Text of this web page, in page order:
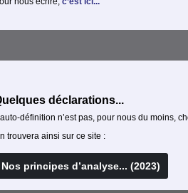
déclarations...
définition n’est pas, pour nous du moins,
trouvera ainsi sur ce site :
Nos principes d’analyse... (2023)